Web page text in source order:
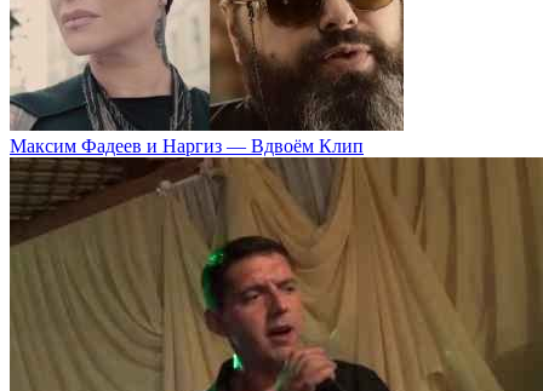
Максим Фадеев и Наргиз — Вдвоём Клип